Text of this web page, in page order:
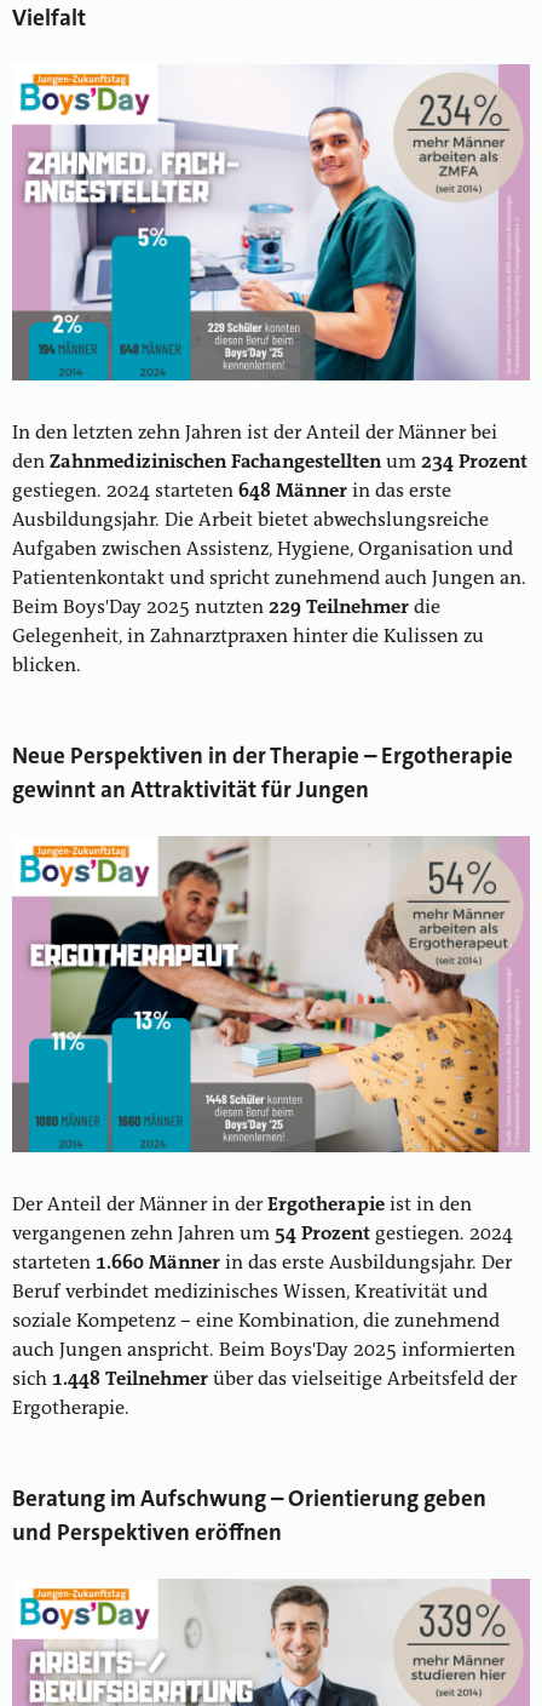
Vielfalt
In den letzten zehn Jahren ist der Anteil der Männer bei
den Zahnmedizinischen Fachangestellten um 234 Prozent
gestiegen. 2024 starteten 648 Männer in das erste
Ausbildungsjahr. Die Arbeit bietet abwechslungsreiche
Aufgaben zwischen Assistenz, Hygiene, Organisation und
Patientenkontakt und spricht zunehmend auch Jungen an.
Beim Boys'Day 2025 nutzten 229 Teilnehmer die
Gelegenheit, in Zahnarztpraxen hinter die Kulissen zu
blicken.
Neue Perspektiven in der Therapie – Ergotherapie
gewinnt an Attraktivität für Jungen
Der Anteil der Männer in derErgotherapie ist in den
vergangenen zehn Jahren um 54 Prozent gestiegen. 2024
starteten 1.660 Männer in das erste Ausbildungsjahr. Der
Beruf verbindet medizinisches Wissen, Kreativität und
soziale Kompetenz – eine Kombination, die zunehmend
auch Jungen anspricht. Beim Boys'Day 2025 informierten
sich 1.448 Teilnehmer über das vielseitige Arbeitsfeld der
Ergotherapie.
Beratung im Aufschwung – Orientierung geben
und Perspektiven eröffnen